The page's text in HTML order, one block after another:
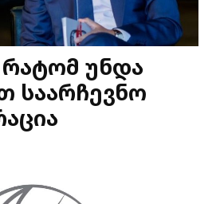
უნდა
საარჩევნო